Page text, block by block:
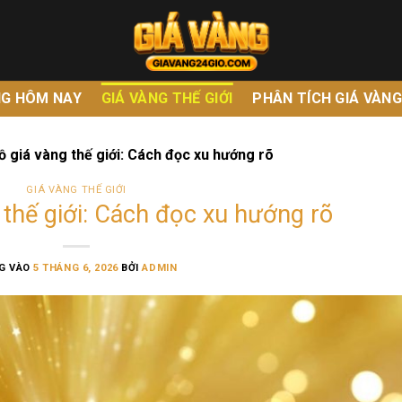
HÔM NAY GIÁ VÀNG THẾ GIỚI PHÂN TÍCH GIÁ VÀNG
giá vàng thế giới: Cách đọc xu hướng rõ
GIÁ VÀNG THẾ GIỚI
giới: Cách đọc xu hướng rõ
VÀO5 THÁNG 6, 2026 BỞIADMIN